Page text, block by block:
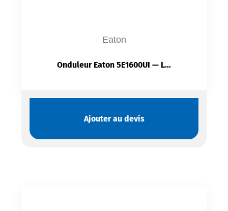
Eaton
Onduleur Eaton 5E1600UI — Line-Interactive 1 600 VA / 900 W | AVR | USB HID | Eaton UPS Companion
Ajouter au devis